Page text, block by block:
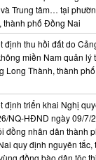
Trung tâm… tại
thành phố Đồng Nai
định thu hồi đất do
miền Nam quản lý
Long Thành, thành
định triển khai Nghị
NQ-HĐND ngày 09/7/
đồng nhân dân thành
quy định nguyên tắc,
đồng bào dân tộc